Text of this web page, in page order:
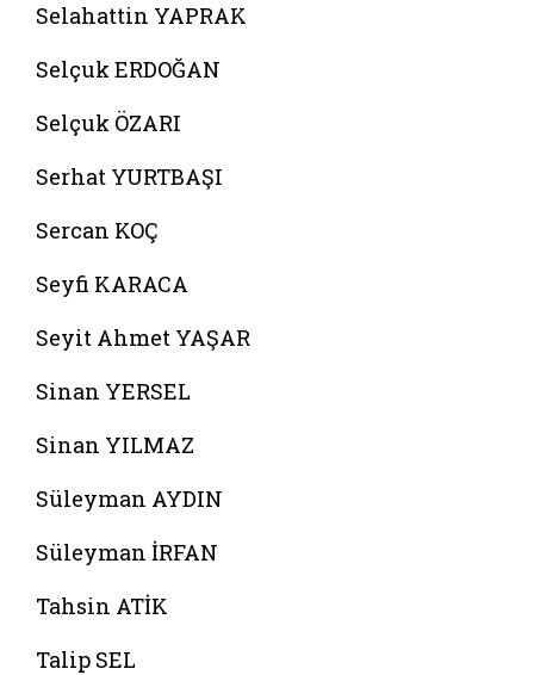
Selahattin YAPRAK
Selçuk ERDOĞAN
Selçuk ÖZARI
Serhat YURTBAŞI
Sercan KOÇ
Seyfi KARACA
Seyit Ahmet YAŞAR
Sinan YERSEL
Sinan YILMAZ
Süleyman AYDIN
Süleyman İRFAN
Tahsin ATİK
Talip SEL